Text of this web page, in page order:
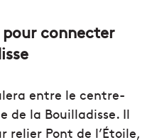
connecter
entre le centre-
de la Bouilladisse. Il
relier Pont de l’Étoile,